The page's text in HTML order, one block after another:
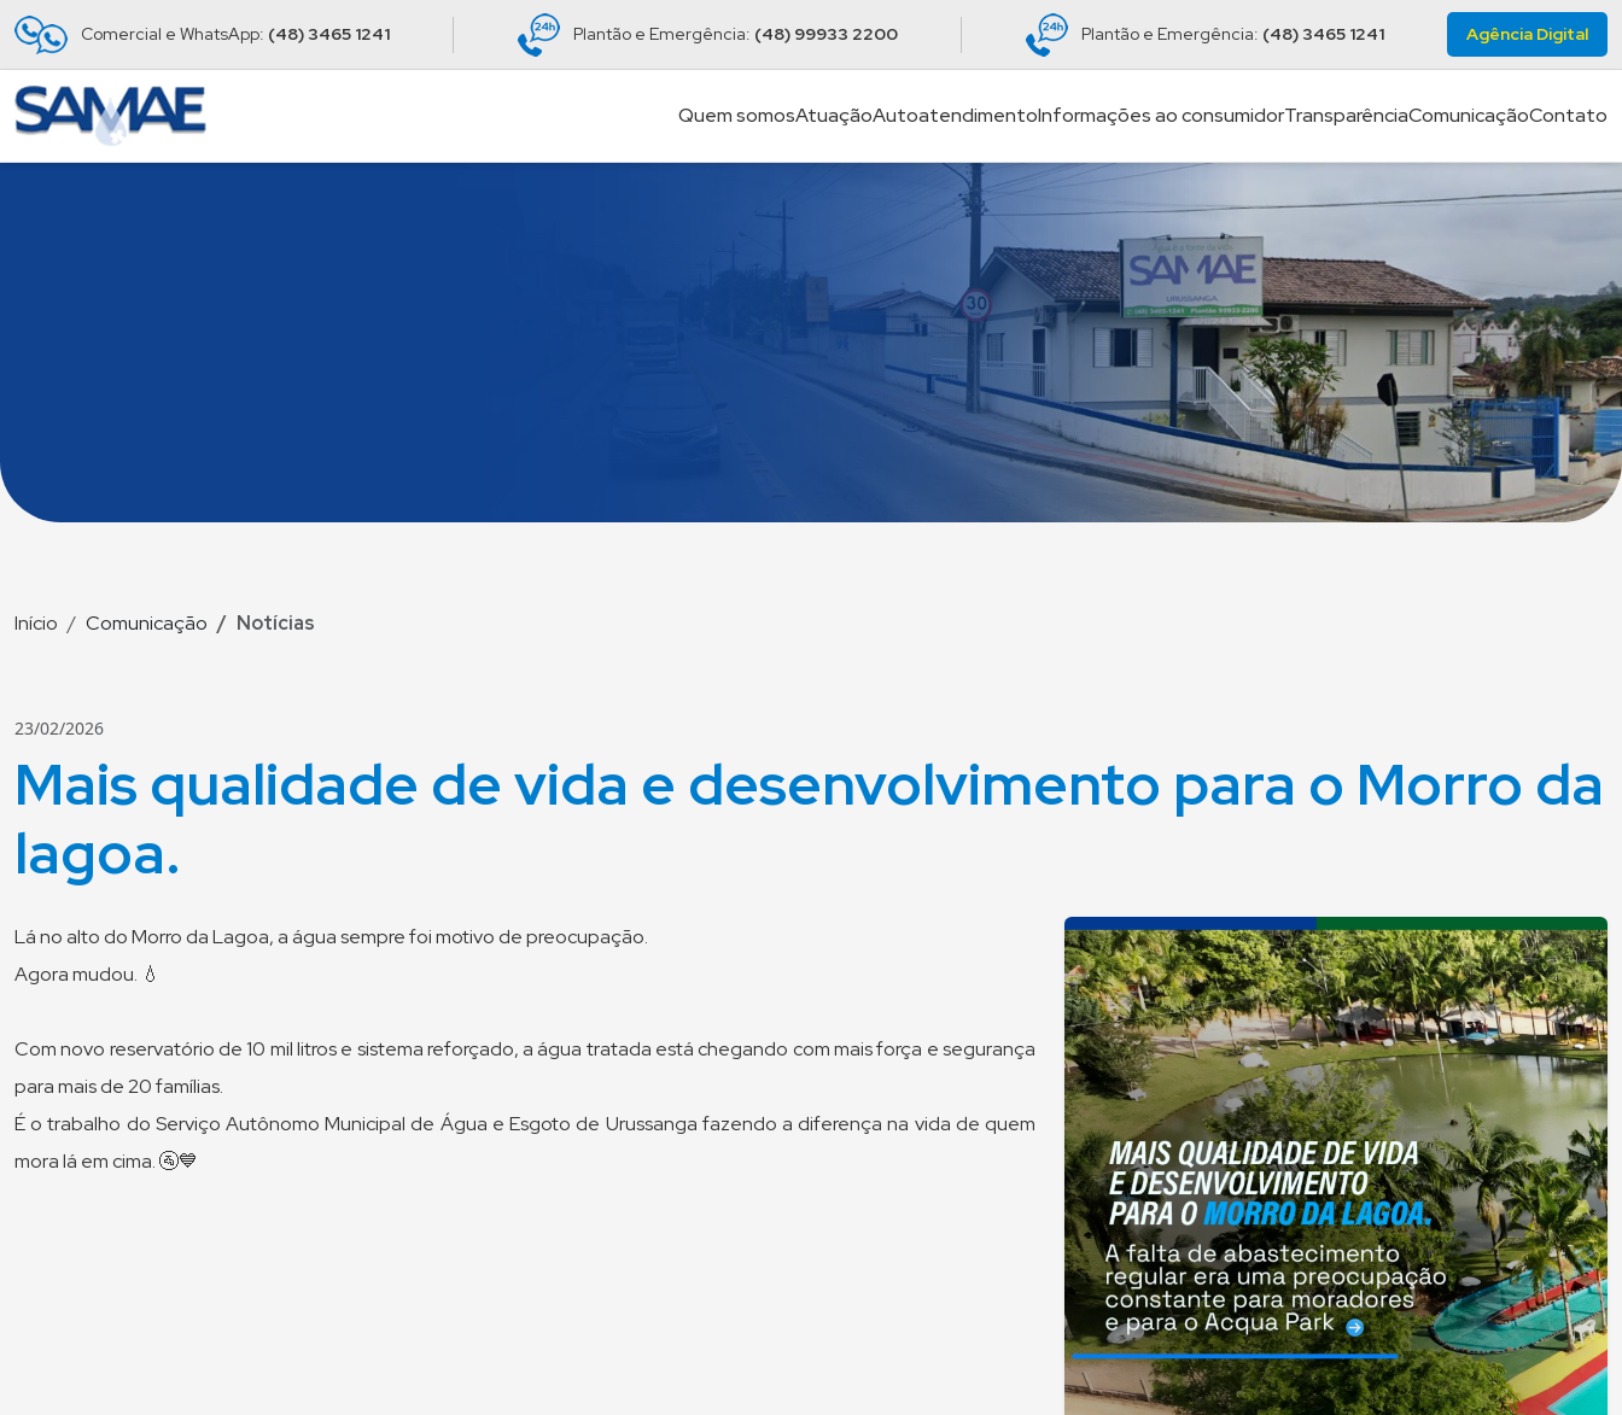
Comercial e WhatsApp: (48) 3465 1241 Plantão e Emergência: (48) 99933 2200 Plantão e Emergência: (48) 3465 1241 Agência Digital
Quem somosAtuaçãoAutoatendimentoInformações ao consumidorTransparênciaComunicaçãoContato
Início Comunicação Notícias
23/02/2026
Mais qualidade de vida e desenvolvimento para o Morro da
lagoa.
Lá no alto do Morro da Lagoa, a água sempre foi motivo de preocupação.
Agora mudou. 💧
Com novo reservatório de 10 mil litros e sistema reforçado, a água tratada está chegando com mais força e segurança
para mais de 20 famílias.
É o trabalho do Serviço Autônomo Municipal de Água e Esgoto de Urussanga fazendo a diferença na vida de quem
mora lá em cima. 🚰💙